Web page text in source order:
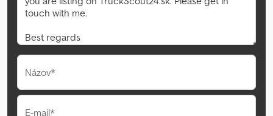
Názov*
E-mail*